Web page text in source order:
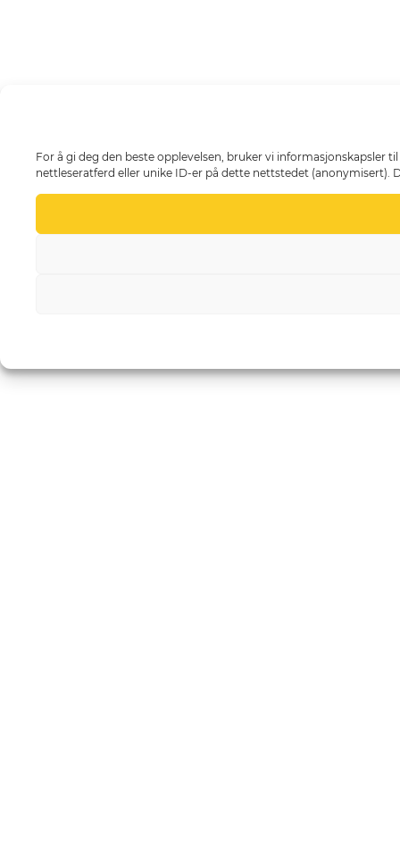
For å gi deg den beste opplevelsen, bruker vi informasjonskapsler
nettleseratferd eller unike ID-er på dette nettstedet (anonymisert).